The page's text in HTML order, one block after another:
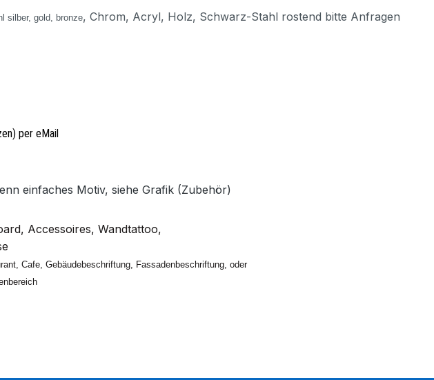
silber, gold, bronze, Chrom, Acryl, Holz, Schwarz-Stahl rostend bitte Anfragen
per eMail
einfaches Motiv, siehe Grafik (Zubehör)
Accessoires, Wandtattoo,
Cafe, Gebäudebeschriftung, Fassadenbeschriftung, oder